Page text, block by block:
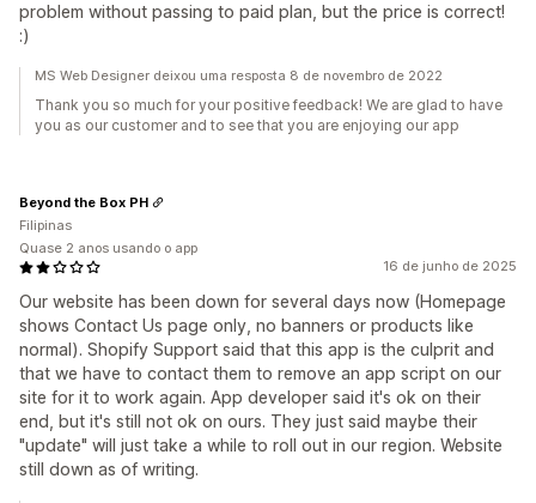
problem without passing to paid plan, but the price is correct!
:)
MS Web Designer deixou uma resposta 8 de novembro de 2022
Thank you so much for your positive feedback! We are glad to have
you as our customer and to see that you are enjoying our app
16 de junho de 2025
Our website has been down for several days now (Homepage
shows Contact Us page only, no banners or products like
normal). Shopify Support said that this app is the culprit and
that we have to contact them to remove an app script on our
site for it to work again. App developer said it's ok on their
end, but it's still not ok on ours. They just said maybe their
"update" will just take a while to roll out in our region. Website
still down as of writing.
Beyond the Box PH
Filipinas
Quase 2 anos usando o app